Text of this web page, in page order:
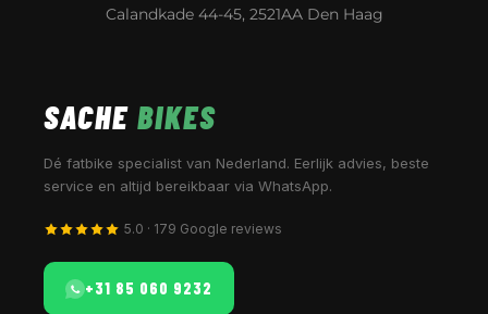
Calandkade 44-45, 2521AA Den Haag
SACHE BIKES
Dé fatbike specialist van Nederland. Eerlijk advies, beste
service en altijd bereikbaar via WhatsApp.
5.0 · 179 Google reviews
+31 85 060 9232